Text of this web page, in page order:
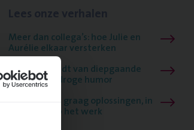
Meer dan collega’s: hoe Julie en
Aurélie elkaar versterken
Mathias houdt van diepgaande
dossiers én droge humor
Thalia zoekt graag oplossingen, in
games én op het werk